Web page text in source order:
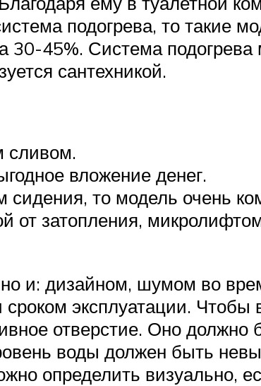
подогрева, то такие
45%. Система подогрева
сантехникой.
сливом.
вложение денег.
сидения, то модель очень
затопления,
и: дизайном, шумом во
эксплуатации. Чтобы
отверстие. Оно должно
воды должен быть
определить визуально,